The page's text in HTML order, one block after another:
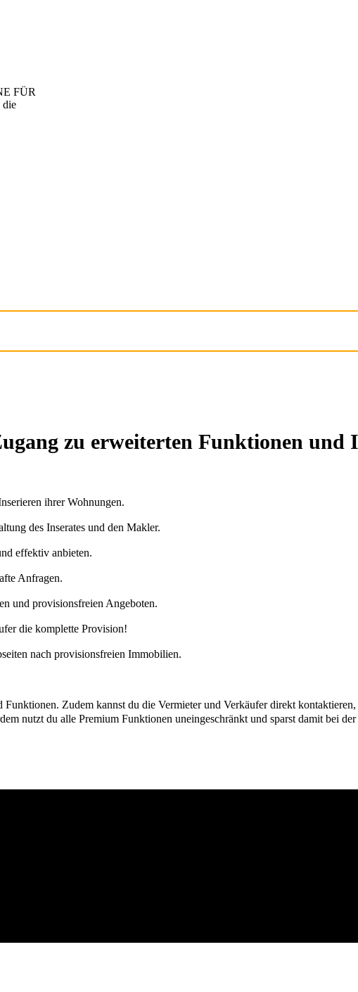
FÜR
die
zu erweiterten Funktionen und
ihrer Wohnungen.
des Inserates und den Makler.
effektiv anbieten.
Anfragen.
und provisionsfreien Angeboten.
die komplette Provision!
nach provisionsfreien Immobilien.
Zudem kannst du die Vermieter und Verkäufer direkt
nutzt du alle Premium Funktionen uneingeschränkt und sparst damit bei